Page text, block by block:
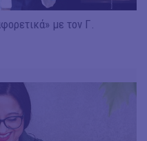
με τον Γ.